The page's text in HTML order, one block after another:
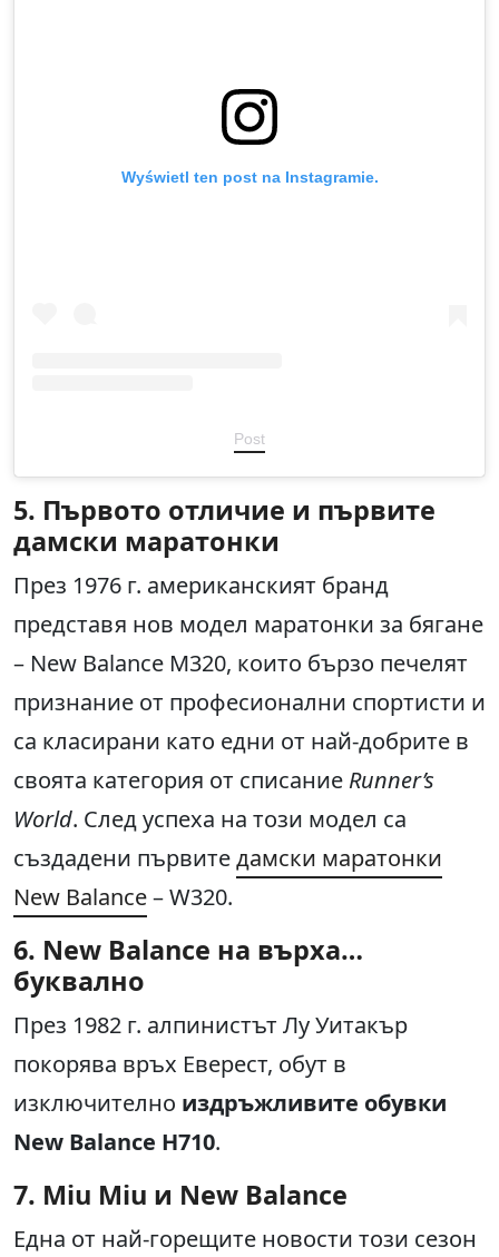
Wyświetl ten post na Instagramie.
Post
5. Първото отличие и първите
дамски маратонки
През 1976 г. американският бранд
представя нов модел маратонки за бягане
– New Balance M320, които бързо печелят
признание от професионални спортисти и
са класирани като едни от най-добрите в
своята категория от списание Runner’s
World. След успеха на този модел са
създадени първитедамски маратонки
New Balance– W320.
6. New Balance на върха…
буквално
През 1982 г. алпинистът Лу Уитакър
покорява връх Еверест, обут в
изключително издръжливите обувки
New Balance H710.
7. Miu Miu и New Balance
Една от най-горещите новости този сезон